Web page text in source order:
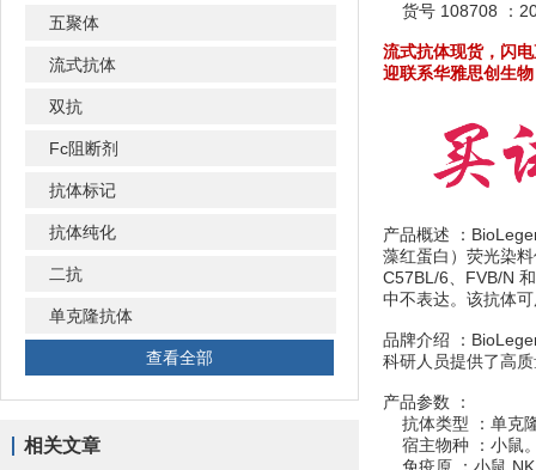
五聚体
流式抗体
双抗
Fc阻断剂
抗体标记
抗体纯化
二抗
单克隆抗体
查看全部
相关文章
货号 108708 ：
流式抗体现货，闪
迎联系华雅思创生
产品概述 ：
藻红蛋白）荧光染
C57BL/6、FVB/N
中不表达。该抗体
品牌介绍 ：
科研人员提供了高
产品参数 ：
抗体类型 ：单克
宿主物种 ：小鼠